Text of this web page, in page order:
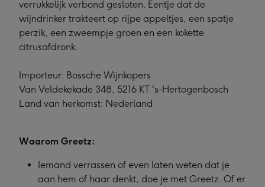
verrukkelijk verbond gesloten. Eentje dat de
wijndrinker trakteert op rijpe appeltjes, een spatje
perzik, een zweempje groen en een kokette
citrusafdronk.
Importeur: Bossche Wijnkopers
Van Veldekekade 348, 5216 KT 's-Hertogenbosch
Land van herkomst: Nederland
Waarom Greetz:
Iemand verrassen of even laten weten dat je
aan hem of haar denkt, doe je met Greetz. Of er